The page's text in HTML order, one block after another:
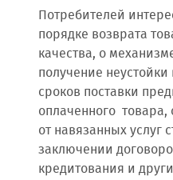
Потребителей
порядке возврата
качества, о
получение
сроков поставки
оплаченного товара,
от навязанных услуг
заключении
кредитования и